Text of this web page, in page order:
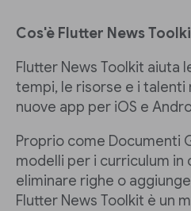
Cos'è Flutter News
Flutter News Toolkit aiuta
tempi, le risorse e i
nuove app per iOS e
Proprio come Documenti
modelli per i curriculum in
eliminare righe o
Flutter News Toolkit è un